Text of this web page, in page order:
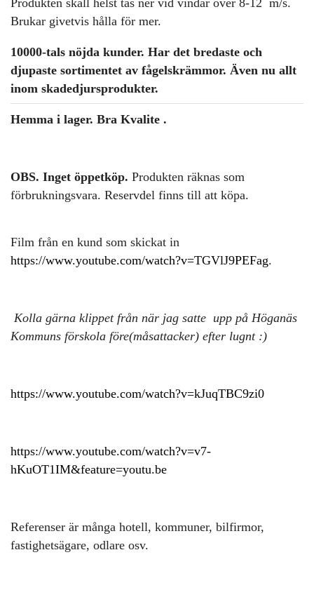
Brukar givetvis hålla för mer.
10000-tals nöjda kunder. Har det bredaste och
djupaste sortimentet av fågelskrämmor. Även nu allt
inom skadedjursprodukter.
Hemma i lager. Bra Kvalite .
OBS. Inget öppetköp. Produkten räknas som
förbrukningsvara. Reservdel finns till att köpa.
Film från en kund som skickat in
https://www.youtube.com/watch?v=TGVlJ9PEFag.
Kolla gärna klippet från när jag satte upp på Höganäs
Kommuns förskola före(måsattacker) efter lugnt :)
https://www.youtube.com/watch?v=kJuqTBC9zi0
https://www.youtube.com/watch?v=v7-
hKuOT1IM&feature=youtu.be
Referenser är många hotell, kommuner, bilfirmor,
fastighetsägare, odlare osv.